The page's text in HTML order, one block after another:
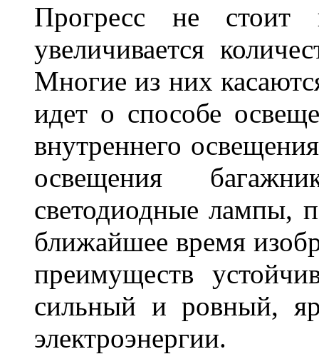
Прогресс не
увеличивается
Многие из них
идет о способе
внутреннего
освещения
светодиодные лампы,
ближайшее время
преимуществ
сильный и ровный,
электроэнергии.